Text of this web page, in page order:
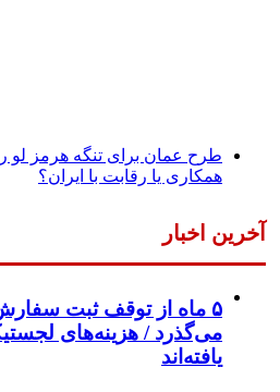
طرح عمان برای تنگه هرمز لو
همکاری یا رقابت با ایران؟
آخرین اخبار
۵ ماه از توقف ثبت
یافته‌اند